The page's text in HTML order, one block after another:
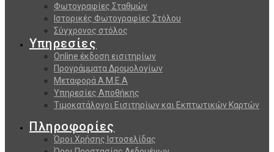
Φωτογραφίες Σταθμών
Ιστορικές Φωτογραφίες Στόλου
Σύγχρονος στόλος
Υπηρεσίες
Online έκδοση εισιτηρίων
Προγράμματα Δρομολογίων
Μεταφορά Α.Μ.Ε.Α
Υπηρεσίες Αποθήκης
Τιμοκατάλογοι Εισιτηρίων και Εκπτωτικών Καρτών
Πληροφορίες
Όροι Χρήσης Ιστοσελίδας